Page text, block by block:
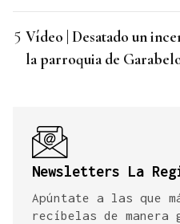
Vídeo | Desatado un
la parroquia de
Newsletters La
Apúntate a las que
recíbelas de